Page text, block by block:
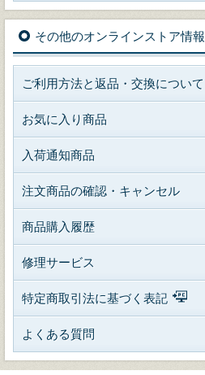
その他のオンラインストア情報
ご利用方法と返品・交換について
お気に入り商品
入荷通知商品
注文商品の確認・キャンセル
商品購入履歴
修理サービス
特定商取引法に基づく表記
よくある質問